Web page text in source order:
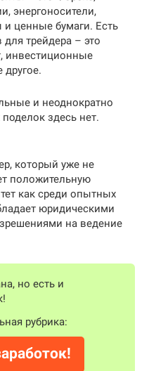
энергоносители,
ценные бумаги. Есть
трейдера – это
инвестиционные
другое.
и неоднократно
здесь нет.
который уже не
положительную
как среди опытных
юридическими
на ведение
но есть и
рубрика: